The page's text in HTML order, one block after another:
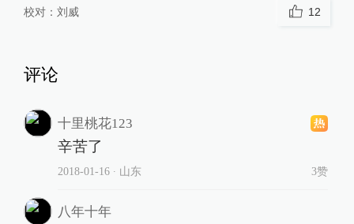
校对： 刘威 12
评论
十里桃花123
辛苦了
2018-01-16∙ 山东 3赞
八年十年